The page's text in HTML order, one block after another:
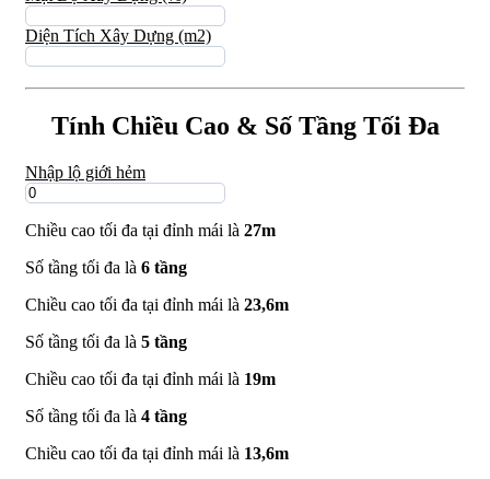
Diện Tích Xây Dựng (m2)
Tính Chiều Cao & Số Tầng Tối Đa
Nhập lộ giới hẻm
Chiều cao tối đa tại đỉnh mái là 27m
Số tầng tối đa là 6 tầng
Chiều cao tối đa tại đỉnh mái là 23,6m
Số tầng tối đa là 5 tầng
Chiều cao tối đa tại đỉnh mái là 19m
Số tầng tối đa là 4 tầng
Chiều cao tối đa tại đỉnh mái là 13,6m